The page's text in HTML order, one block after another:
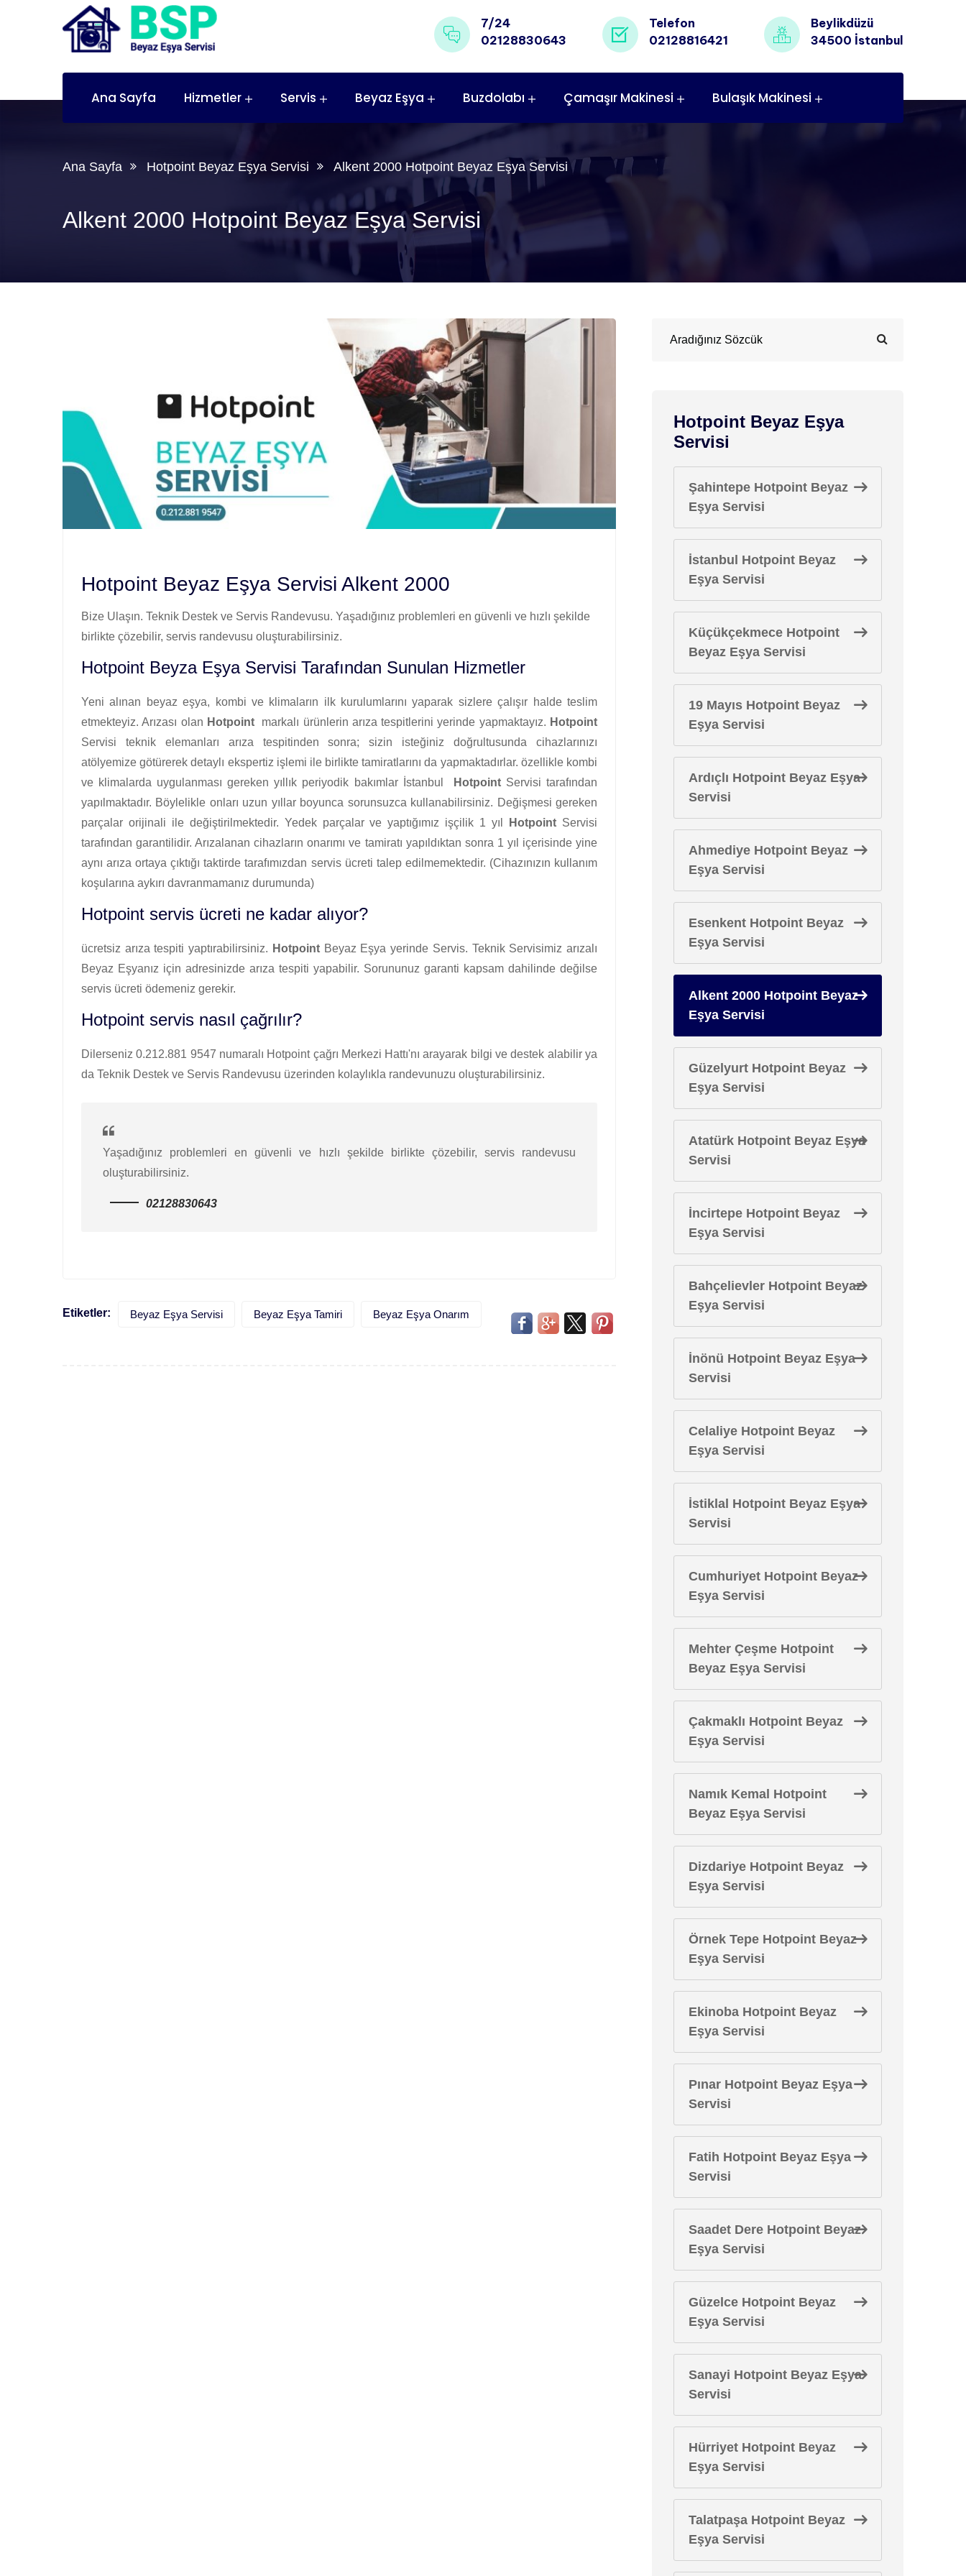
7/24
02128830643
Telefon
02128816421
Beylikdüzü
34500 İstanbul
Ana Sayfa Hizmetler Servis Beyaz Eşya Buzdolabı Çamaşır Makinesi Bulaşık Makinesi
Ana Sayfa Hotpoint Beyaz Eşya Servisi Alkent 2000 Hotpoint Beyaz Eşya Servisi
Alkent 2000 Hotpoint Beyaz Eşya Servisi
Hotpoint Beyaz Eşya Servisi Alkent 2000
Bize Ulaşın. Teknik Destek ve Servis Randevusu. Yaşadığınız problemleri en güvenli ve hızlı şekilde
birlikte çözebilir, servis randevusu oluşturabilirsiniz.
Hotpoint Beyza Eşya Servisi Tarafından Sunulan Hizmetler
Yeni alınan beyaz eşya, kombi ve klimaların ilk kurulumlarını yaparak sizlere çalışır halde teslim
etmekteyiz. Arızası olan Hotpointmarkalı ürünlerin arıza tespitlerini yerinde yapmaktayız. Hotpoint
Servisi teknik elemanları arıza tespitinden sonra; sizin isteğiniz doğrultusunda cihazlarınızı
atölyemize götürerek detaylı ekspertiz işlemi ile birlikte tamiratlarını da yapmaktadırlar. özellikle kombi
ve klimalarda uygulanması gereken yıllık periyodik bakımlar İstanbul
HotpointServisi tarafından
yapılmaktadır. Böylelikle onları uzun yıllar boyunca sorunsuzca kullanabilirsiniz. Değişmesi gereken
parçalar orijinali ile değiştirilmektedir. Yedek parçalar ve yaptığımız işçilik 1 yıl
Hotpoint Servisi
tarafından garantilidir. Arızalanan cihazların onarımı ve tamiratı yapıldıktan sonra 1 yıl içerisinde yine
aynı arıza ortaya çıktığı taktirde tarafımızdan servis ücreti talep edilmemektedir. (Cihazınızın kullanım
koşularına aykırı davranmamanız durumunda)
Hotpoint servis ücreti ne kadar alıyor?
ücretsiz arıza tespiti yaptırabilirsiniz. HotpointBeyaz Eşya yerinde Servis. Teknik Servisimiz arızalı
Beyaz Eşyanız için adresinizde arıza tespiti yapabilir. Sorununuz garanti kapsam dahilinde değilse
servis ücreti ödemeniz gerekir.
Hotpoint servis nasıl çağrılır?
Dilerseniz 0.212.881 9547 numaralı Hotpoint çağrı Merkezi Hattı'nı arayarak bilgi ve destek alabilir ya
da Teknik Destek ve Servis Randevusu üzerinden kolaylıkla randevunuzu oluşturabilirsiniz.
Yaşadığınız problemleri en güvenli ve hızlı şekilde birlikte çözebilir, servis randevusu
oluşturabilirsiniz.
02128830643
Etiketler: Beyaz Eşya Servisi Beyaz Eşya Tamiri Beyaz Eşya Onarım
Hotpoint Beyaz Eşya
Servisi
Şahintepe Hotpoint Beyaz
Eşya Servisi
İstanbul Hotpoint Beyaz
Eşya Servisi
Küçükçekmece Hotpoint
Beyaz Eşya Servisi
19 Mayıs Hotpoint Beyaz
Eşya Servisi
Ardıçlı Hotpoint Beyaz Eşya
Servisi
Ahmediye Hotpoint Beyaz
Eşya Servisi
Esenkent Hotpoint Beyaz
Eşya Servisi
Alkent 2000 Hotpoint Beyaz
Eşya Servisi
Güzelyurt Hotpoint Beyaz
Eşya Servisi
Atatürk Hotpoint Beyaz Eşya
Servisi
İncirtepe Hotpoint Beyaz
Eşya Servisi
Bahçelievler Hotpoint Beyaz
Eşya Servisi
İnönü Hotpoint Beyaz Eşya
Servisi
Celaliye Hotpoint Beyaz
Eşya Servisi
İstiklal Hotpoint Beyaz Eşya
Servisi
Cumhuriyet Hotpoint Beyaz
Eşya Servisi
Mehter Çeşme Hotpoint
Beyaz Eşya Servisi
Çakmaklı Hotpoint Beyaz
Eşya Servisi
Namık Kemal Hotpoint
Beyaz Eşya Servisi
Dizdariye Hotpoint Beyaz
Eşya Servisi
Örnek Tepe Hotpoint Beyaz
Eşya Servisi
Ekinoba Hotpoint Beyaz
Eşya Servisi
Pınar Hotpoint Beyaz Eşya
Servisi
Fatih Hotpoint Beyaz Eşya
Servisi
Saadet Dere Hotpoint Beyaz
Eşya Servisi
Güzelce Hotpoint Beyaz
Eşya Servisi
Sanayi Hotpoint Beyaz Eşya
Servisi
Hürriyet Hotpoint Beyaz
Eşya Servisi
Talatpaşa Hotpoint Beyaz
Eşya Servisi